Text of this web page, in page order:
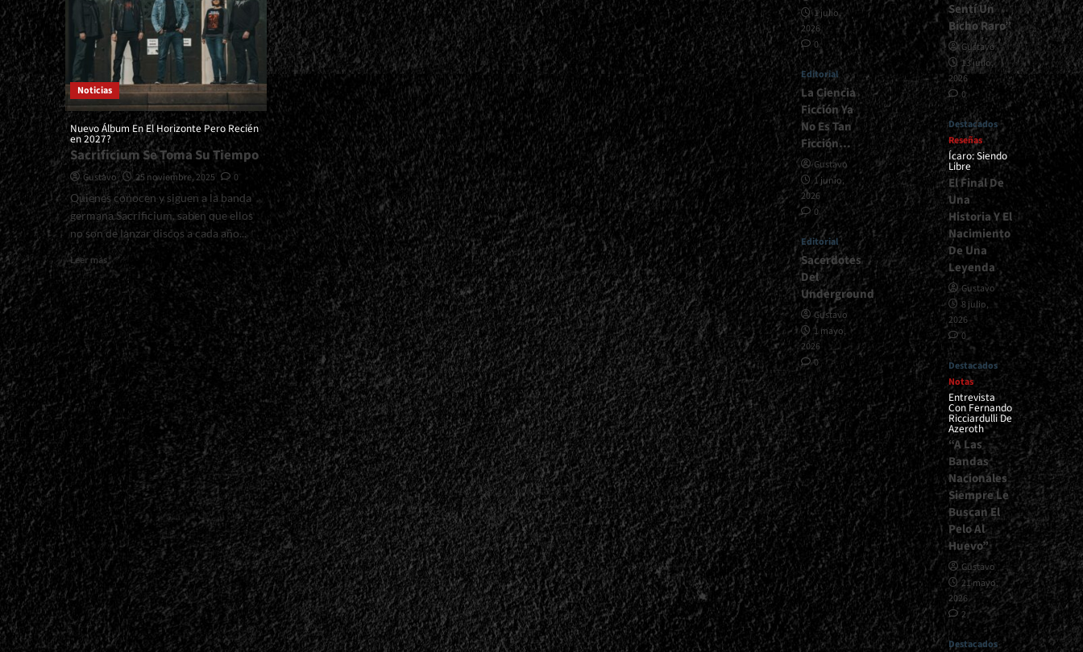
Noticias
Nuevo Álbum En El Horizonte Pero Recién
en 2027?
Sacrificium Se Toma Su Tiempo
Gustavo 25 noviembre, 2025
0
Quienes conocen y siguen a la banda
germana Sacrificium, saben que ellos
no son de lanzar discos a cada año...
Leer másRead
more
about
<small>Nuevo
Álbum
En
El
Horizonte
Pero
Recién
en
2027?
<span>
</span>
</small>
<div>Sacrificium
Se
Toma
Su
Tiempo</div>
1 julio,
2026
0
Editorial
La Ciencia
Ficción Ya
No Es Tan
Ficción…
Gustavo
1 junio,
2026
0
Editorial
Sacerdotes
Del
Underground
Gustavo
1 mayo,
2026
0
Sentí Un
Bicho Raro”
Gustavo
13 julio,
2026
0
Destacados
Reseñas
Ícaro: Siendo
Libre
El Final De
Una
Historia Y El
Nacimiento
De Una
Leyenda
Gustavo
8 julio,
2026
0
Destacados
Notas
Entrevista
Con Fernando
Ricciardulli De
Azeroth
“A Las
Bandas
Nacionales
Siempre Le
Buscan El
Pelo Al
Huevo”
Gustavo
21 mayo,
2026
2
Destacados